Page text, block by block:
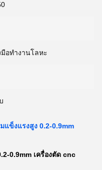
มือทำงานโลหะ
แข็งแรงสูง 0.2-0.9mm
0.9mm เครื่องตัด cnc